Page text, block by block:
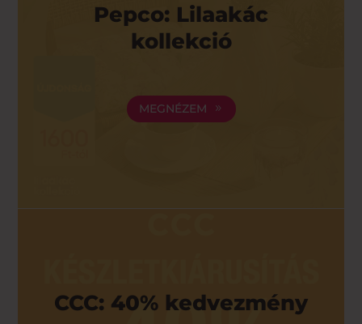
Pepco: Lilaakác
kollekció
MEGNÉZEM
CCC: 40% kedvezmény